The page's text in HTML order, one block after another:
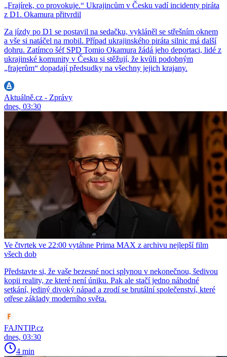
„Frajírek, co provokuje.“ Ukrajincům v Česku vadí incidenty piráta
z D1. Okamura přitvrdil
Za jízdy po D1 se postavil na sedačku, vykláněl se střešním oknem
a vše si natáčel na mobil. Případ ukrajinského piráta silnic má další
dohru. Zatímco šéf SPD Tomio Okamura žádá jeho deportaci, lidé z
ukrajinské komunity v Česku si stěžují, že kvůli podobným
„frajerům“ dopadají předsudky na všechny jejich krajany.
Aktuálně.cz - Zprávy
dnes, 03:30
Ve čtvrtek ve 22:00 vytáhne Prima MAX z archivu nejlepší film
všech dob
Představte si, že vaše bezesné noci splynou v nekonečnou, šedivou
kopii reality, ze které není úniku. Pak ale stačí jedno náhodné
setkání, jediný divoký nápad a zrodí se brutální společenství, které
otřese základy moderního světa.
FAJNTIP.cz
dnes, 03:30
4 min